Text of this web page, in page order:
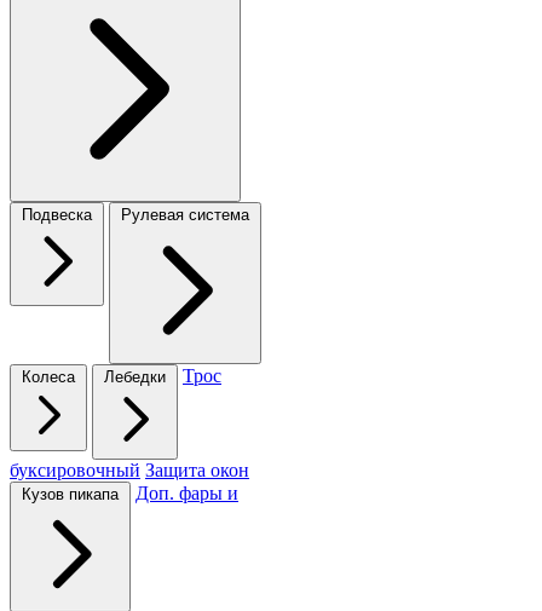
Подвеска Рулевая система
Колеса Лебедки Трос
буксировочный Защита окон
Кузов пикапа Доп. фары и